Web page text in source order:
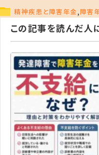
精神疾患と障害年金,障害
この記事を読んだ人